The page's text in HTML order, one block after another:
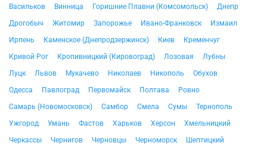
Васильков
Винница Горишние Плавни (Комсомольск)
Днепр
Дрогобыч
Житомир Запорожье Ивано-Франковск
Измаил
Ирпень
Каменское (Днепродзержинск) Киев
Кременчуг
Кривой Рог
Кропивницкий (Кировоград) Лозовая
Лубны
Луцк
Львов Мукачево Николаев Никополь
Обухов
Одесса
Павлоград Первомайск Полтава
Ровно
Самарь (Новомосковск)
Самбор Смела Сумы
Тернополь
Ужгород
Умань Фастов Харьков Херсон
Хмельницкий
Черкассы
Чернигов Черновцы Черноморск Шептицкий